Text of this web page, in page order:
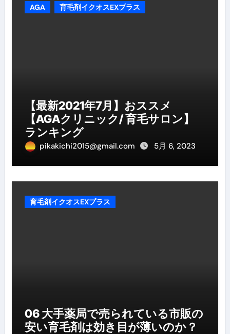
AGA 育毛剤イクオスEXプラス
【最新2021年7月】おススメ
【AGAクリニック/ 育毛サロン】
ランキング
pikakichi2015@gmail.com 5月 6, 2023
育毛剤イクオスEXプラス
06 大手薬局で売られている市販の
安い育毛剤は効き目が薄いのか？